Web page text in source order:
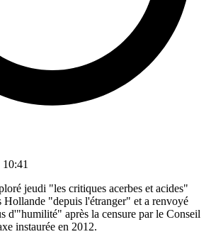
jeudi "les critiques acerbes et acides"
Hollande "depuis l'étranger" et a renvoyé
d'"humilité" après la censure par le Conseil
instaurée en 2012.